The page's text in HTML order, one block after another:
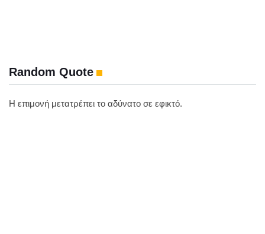
Random Quote
Η επιμονή μετατρέπει το αδύνατο σε εφικτό.